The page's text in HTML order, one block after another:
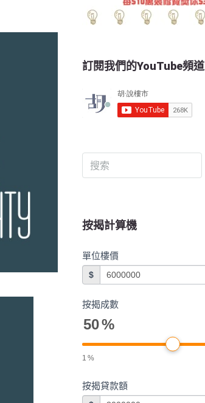
訂閱我們的YouTube頻道
按揭計算機
單位樓價
$
按揭成數
50%
1 %
按揭貸款額